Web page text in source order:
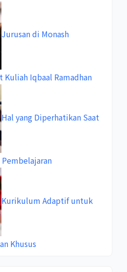
Jurusan di Monash
Iqbaal Ramadhan
Hal yang Diperhatikan Saat
Kurikulum Adaptif untuk
Khusus